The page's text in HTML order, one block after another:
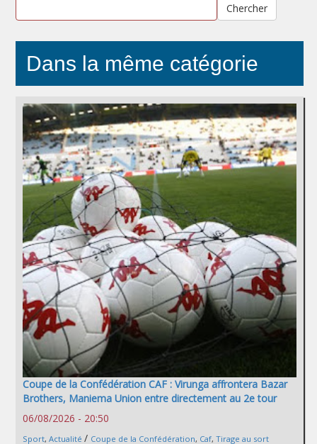
Chercher
Dans la même catégorie
Coupe de la Confédération CAF : Virunga affrontera Bazar
Brothers, Maniema Union entre directement au 2e tour
06/08/2026 - 20:50
Sport, Actualité / Coupe de la Confédération, Caf, Tirage au sort